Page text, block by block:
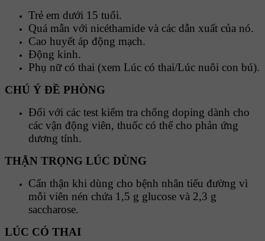
Trẻ em dưới 15 tuổi.
Quá mẫn với nicéthamide và các dẫn xuất của nó.
Cao huyết áp động mạch.
Động kinh.
Phụ nữ có thai (xem Lúc có thai/Lúc nuôi con bú).
CHÚ Ý ĐỀ PHÒNG
Đối với các test kiểm tra chống doping dành cho
các vận động viên, thuốc có thể cho phản ứng
dương tính.
THẬN TRỌNG LÚC DÙNG
Cẩn thận khi dùng cho bệnh nhân tiểu đường vì
mỗi viên nén chứa 1,5 g glucose và 2,3 g
saccharose.
LÚC CÓ THAI